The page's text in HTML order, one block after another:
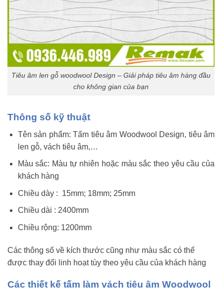
Tiêu âm len gỗ woodwool Design – Giải pháp tiêu âm hàng đầu
cho không gian của bạn
Thông số kỹ thuật
Tên sản phẩm: Tấm tiêu âm Woodwool Design, tiêu âm
len gỗ, vách tiêu âm,…
Màu sắc: Màu tự nhiên hoặc màu sắc theo yêu cầu của
khách hàng
Chiều dày : 15mm; 18mm; 25mm
Chiều dài : 2400mm
Chiều rộng: 1200mm
Các thông số về kích thước cũng như màu sắc có thể
được thay đổi linh hoạt tùy theo yêu cầu của khách hàng
Các thiết kế tấm làm vách tiêu âm Woodwool